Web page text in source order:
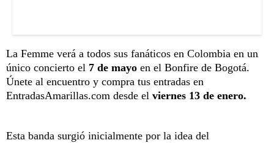
La Femme verá a todos sus fanáticos en Colombia en un
único concierto el 7 de mayo en el Bonfire de Bogotá.
Únete al encuentro y compra tus entradas en
EntradasAmarillas.com desde el viernes 13 de enero.
Esta banda surgió inicialmente por la idea del